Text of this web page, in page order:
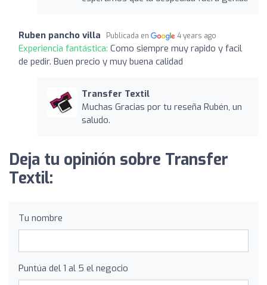
Ruben pancho villa Publicada en 4 years ago
Experiencia fantástica: Como siempre muy rapido y facil
de pedir. Buen precio y muy buena calidad
Transfer Textil
Muchas Gracias por tu reseña Rubén, un
saludo.
Deja tu opinión sobre Transfer
Textil:
Tu nombre
Puntúa del 1 al 5 el negocio